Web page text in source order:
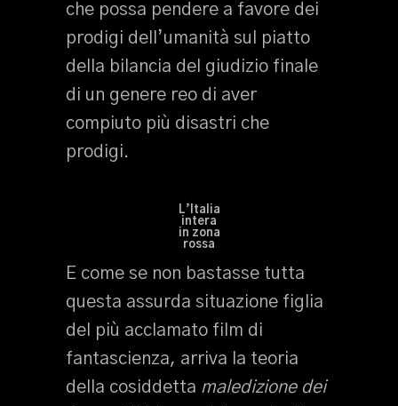
che possa pendere a favore dei
prodigi dell’umanità sul piatto
della bilancia del giudizio finale
di un genere reo di aver
compiuto più disastri che
prodigi.
L’Italia
intera
in zona
rossa
E come se non bastasse tutta
questa assurda situazione figlia
del più acclamato film di
fantascienza, arriva la teoria
della cosiddetta maledizione dei